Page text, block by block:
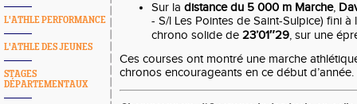
L'ATHLE PERFORMANCE
L'ATHLE DES JEUNES
STAGES
DÉPARTEMENTAUX
Sur la distance du 5 000 m Marche,
- S/l Les Pointes de Saint-Sulpice) fini
chrono solide de 23’01″29, sur une
Ces courses ont montré une marche
chronos encourageants en ce début d’année.